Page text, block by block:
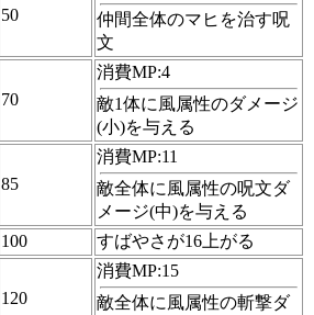
50
仲間全体のマヒを治す呪
文
70
消費MP:4
敵1体に風属性のダメージ
(小)を与える
85
消費MP:11
敵全体に風属性の呪文ダ
メージ(中)を与える
100 すばやさが16上がる
120
消費MP:15
敵全体に風属性の斬撃ダ